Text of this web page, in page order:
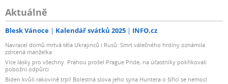
Aktuálně
Blesk Vánoce Kalendář svátků 2025 INFO.cz
Navracel domů mrtvá těla Ukrajinců i Rusů: Smrt válečného hrdiny oznámila
zdrcená manželka
Více lásky pro všechny. Prahou prošel Prague Pride, na účastníky pokřikovali
pobožní odpůrci
Biden kvůli rakovině trpí! Bolestná slova jeho syna Huntera o šířící se nemoci